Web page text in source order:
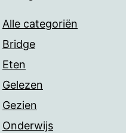
Alle categoriën
Bridge
Eten
Gelezen
Gezien
Onderwijs